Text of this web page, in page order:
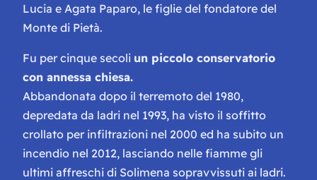
Lucia e Agata Paparo, le figlie del fondatore del
Monte di Pietà.
Fu per cinque secoli un piccolo conservatorio
con annessa chiesa.
Abbandonata dopo il terremoto del 1980,
depredata da ladri nel 1993, ha visto il soffitto
crollato per infiltrazioni nel 2000 ed ha subito un
incendio nel 2012, lasciando nelle fiamme gli
ultimi affreschi di Solimena sopravvissuti ai ladri.